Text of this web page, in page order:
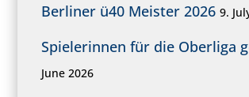
Berliner ü40 Meister 2026 9.
Spielerinnen für die Oberliga
June 2026